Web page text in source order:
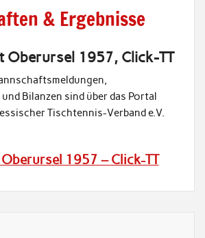
& Ergebnisse
Oberursel 1957, Click-TT
Bilanzen sind über das Portal
Tischtennis-Verband e.V.
1957 – Click-TT